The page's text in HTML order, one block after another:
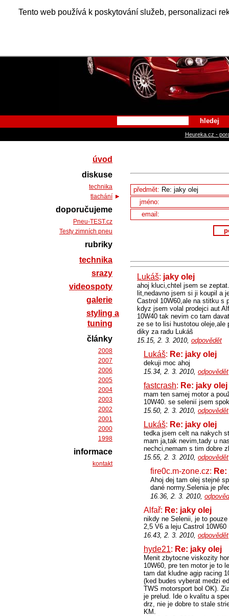
Tento web používá k poskytování služeb, personalizaci
Alfa
hledej
Heureka.cz -
předmět:
jméno:
email:
Lukáš: jaky olej
ahoj kluci,chtel jsem se
lit,nedavno jsem si ji koupil a
Castrol 10W60,ale na stitku s
kdyz jsem volal prodejci aut
10W40 tak nevim co tam
ze se to lisi hustotou oleje,ale
diky za radu Lukáš
15.15, 2. 3. 2010, odpovědět
Lukáš: Re: jaky olej
dekuji moc ahoj
15.34, 2. 3. 2010, odpovědět
fastcrash: Re: jaky olej
mam ten samej motor a
10W40. se selenií jsem
15.50, 2. 3. 2010, odpovědět
Lukáš: Re: jaky olej
tedka jsem celt na nakych
mam ja,tak nevim,tady u
nechci,nemam s tim dobre
15.55, 2. 3. 2010, odpovědět
fire0c.m-zone.cz:
Ahoj dej tam olej stejné
dané normy.Selenia je
16.36, 2. 3. 2010,
Alfař: Re: jaky olej
nikdy ne Selenii, je to
2,5 V6 a leju Castrol 10W60
16.43, 2. 3. 2010, odpovědět
hyde21: Re: jaky olej
Menit zbytocne viskozity
10W60, pre ten motor je to
tam dat kludne agip racing
(ked budes vyberat medzi
TWS motorsport bol OK).
je prelud. Ide o kvalitu a
drz, nie je dobre to stale
KM.
úvod
diskuse
technika
tlachání
doporučujeme
Pneu-TEST.cz
Testy zimních pneu
rubriky
technika
srazy
videospoty
galerie
styling a
tuning
články
2008
2007
2006
2005
2004
2003
2002
2001
2000
1998
informace
kontakt